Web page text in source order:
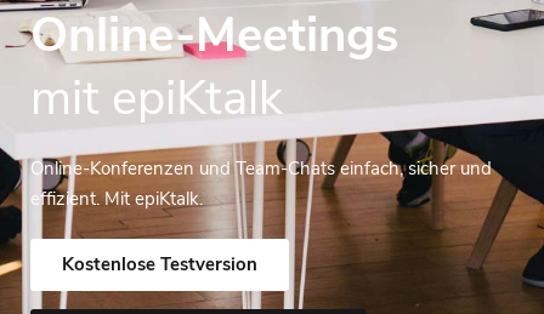
Online-Meetings
mit epiKtalk
Online-Konferenzen und Team-Chats einfach, sicher und
effizient. Mit epiKtalk.
Kostenlose Testversion